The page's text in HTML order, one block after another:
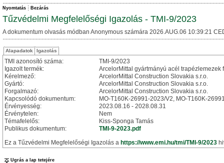
Nyomtatás Bezárás
Tűzvédelmi Megfelelőségi Igazolás - TMI-9/2023
A dokumentum olvasás módban Anonymous számára 2026.AUG.06 10:39:21
Alapadatok Igazolás
TMI azonosító száma:
TMI-9/2023
Igazolt termék:
ArcelorMittal gyártmányú acél
Kérelmező:
ArcelorMittal Construction Slovakia s.r.o.
Gyártó:
ArcelorMittal Construction Slovakia s.r.o.
Forgalmazó:
ArcelorMittal Construction Slovakia s.r.o.
Kapcsolódó dokumentum:
MO-T160K-26991-2023/V2, MO-T160K-
Érvényesség:
2023.08.16 - 2028.08.31
Érvénytelen:
Nem
Témafelelős:
Kiss-Sponga Tamás
Publikus dokumentum:
TMI-9-2023.pdf
Ez a Tűzvédelmi Megfelelőségi Igazolás a https://www.emi.hu/tmi/TMI-9/2023
Ugrás a lap tetejére